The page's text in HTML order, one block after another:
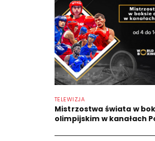
TELEWIZJA
Mistrzostwa świata w
olimpijskim w kanałach